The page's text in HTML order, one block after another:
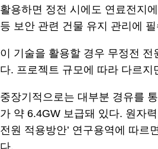
활용하면 정전 시에도 연료전지
등 보안 관련 건물 유지 관리에
이 기술을 활용할 경우 무정전
다. 프로젝트 규모에 따라 다르
중장기적으로는 대부분 경유를
가 약 6.4GW 보급돼 있다. 원자
전원 적용방안’ 연구용역에 따